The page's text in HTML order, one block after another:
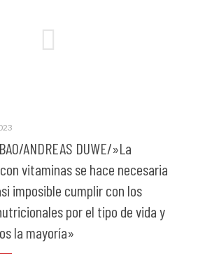
ANDREAS DUWE/»La
vitaminas se hace necesaria
imposible cumplir con los
por el tipo de vida y
la mayoría»